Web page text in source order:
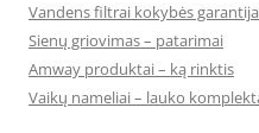
Vandens filtrai kokybės
Sienų griovimas – patarimai
Amway produktai – ką rinktis
Vaikų nameliai – lauko